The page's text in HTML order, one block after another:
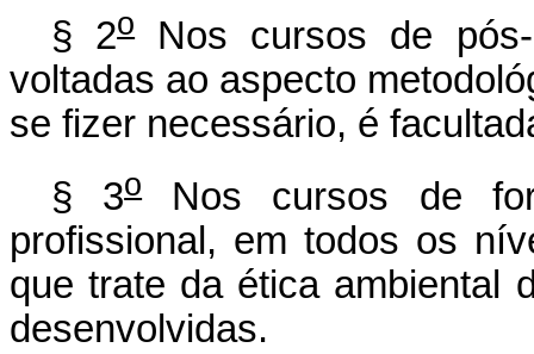
§ 2oNos cursos de pós-
voltadas ao aspecto
se fizer necessário, é
§ 3oNos cursos de
profissional, em todos os
que trate da ética ambiental
desenvolvidas.